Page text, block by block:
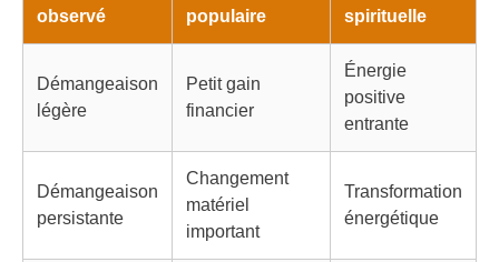
observé
populaire
spirituelle
Démangeaison
légère
Petit gain
financier
Énergie
positive
entrante
Démangeaison
persistante
Changement
matériel
important
Transformation
énergétique